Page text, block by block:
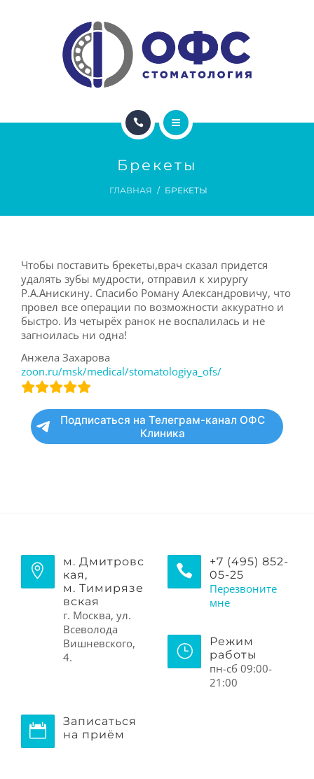
АКЦИИ
ДЛЯ ПАЦИЕНТОВ
Брекеты
ГЛАВНАЯ БРЕКЕТЫ
Чтобы поставить брекеты,врач сказал придется
удалять зубы мудрости, отправил к хирургу
Р.А.Анискину. Спасибо Роману Александровичу, что
провел все операции по возможности аккуратно и
быстро. Из четырёх ранок не воспалилась и не
загноилась ни одна!
Анжела Захарова
zoon.ru/msk/medical/stomatologiya_ofs/
Подписаться на Телеграм-канал ОФС
Клиника
м. Дмитровс
кая,
м. Тимирязе
вская
г. Москва, ул.
Всеволода
Вишневского,
4.
+7 (495) 852-
05-25
Перезвоните
мне
Режим
работы
пн-сб 09:00-
21:00
Записаться
на приём